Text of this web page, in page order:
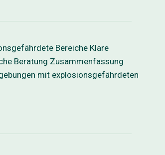
Bereiche Klare
Beratung Zusammenfassung
mit explosionsgefährdeten